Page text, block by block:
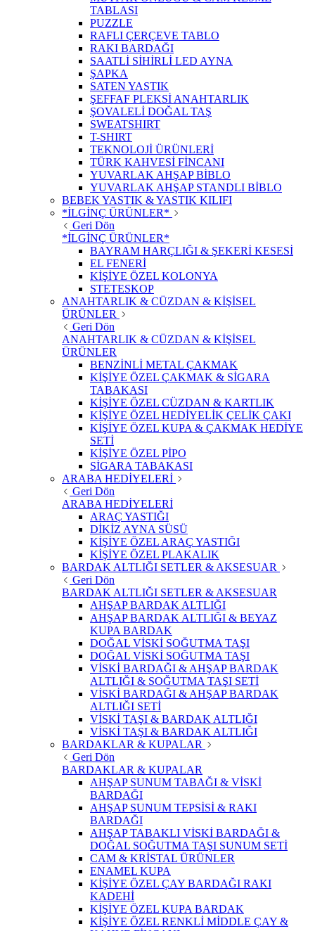
TABLASI
PUZZLE
RAFLI ÇERÇEVE TABLO
RAKI BARDAĞI
SAATLİ SİHİRLİ LED AYNA
ŞAPKA
SATEN YASTIK
ŞEFFAF PLEKSİ ANAHTARLIK
ŞOVALELİ DOĞAL TAŞ
SWEATSHIRT
T-SHIRT
TEKNOLOJİ ÜRÜNLERİ
TÜRK KAHVESİ FİNCANI
YUVARLAK AHŞAP BİBLO
YUVARLAK AHŞAP STANDLI BİBLO
BEBEK YASTIK & YASTIK KILIFI
*İLGİNÇ ÜRÜNLER*
Geri Dön
*İLGİNÇ ÜRÜNLER*
BAYRAM HARÇLIĞI & ŞEKERİ KESESİ
EL FENERİ
KİŞİYE ÖZEL KOLONYA
STETESKOP
ANAHTARLIK & CÜZDAN & KİŞİSEL
ÜRÜNLER
Geri Dön
ANAHTARLIK & CÜZDAN & KİŞİSEL
ÜRÜNLER
BENZİNLİ METAL ÇAKMAK
KİŞİYE ÖZEL ÇAKMAK & SİGARA
TABAKASI
KİŞİYE ÖZEL CÜZDAN & KARTLIK
KİŞİYE ÖZEL HEDİYELİK ÇELİK ÇAKI
KİŞİYE ÖZEL KUPA & ÇAKMAK HEDİYE
SETİ
KİŞİYE ÖZEL PİPO
SİGARA TABAKASI
ARABA HEDİYELERİ
Geri Dön
ARABA HEDİYELERİ
ARAÇ YASTIĞI
DİKİZ AYNA SÜSÜ
KİŞİYE ÖZEL ARAÇ YASTIĞI
KİŞİYE ÖZEL PLAKALIK
BARDAK ALTLIĞI SETLER & AKSESUAR
Geri Dön
BARDAK ALTLIĞI SETLER & AKSESUAR
AHŞAP BARDAK ALTLIĞI
AHŞAP BARDAK ALTLIĞI & BEYAZ
KUPA BARDAK
DOĞAL VİSKİ SOĞUTMA TAŞI
DOĞAL VİSKİ SOĞUTMA TAŞI
VİSKİ BARDAĞI & AHŞAP BARDAK
ALTLIĞI & SOĞUTMA TAŞI SETİ
VİSKİ BARDAĞI & AHŞAP BARDAK
ALTLIĞI SETİ
VİSKİ TAŞI & BARDAK ALTLIĞI
VİSKİ TAŞI & BARDAK ALTLIĞI
BARDAKLAR & KUPALAR
Geri Dön
BARDAKLAR & KUPALAR
AHŞAP SUNUM TABAĞI & VİSKİ
BARDAĞI
AHŞAP SUNUM TEPSİSİ & RAKI
BARDAĞI
AHŞAP TABAKLI VİSKİ BARDAĞI &
DOĞAL SOĞUTMA TAŞI SUNUM SETİ
CAM & KRİSTAL ÜRÜNLER
ENAMEL KUPA
KİŞİYE ÖZEL ÇAY BARDAĞI RAKI
KADEHİ
KİŞİYE ÖZEL KUPA BARDAK
KİŞİYE ÖZEL RENKLİ MİDDLE ÇAY &